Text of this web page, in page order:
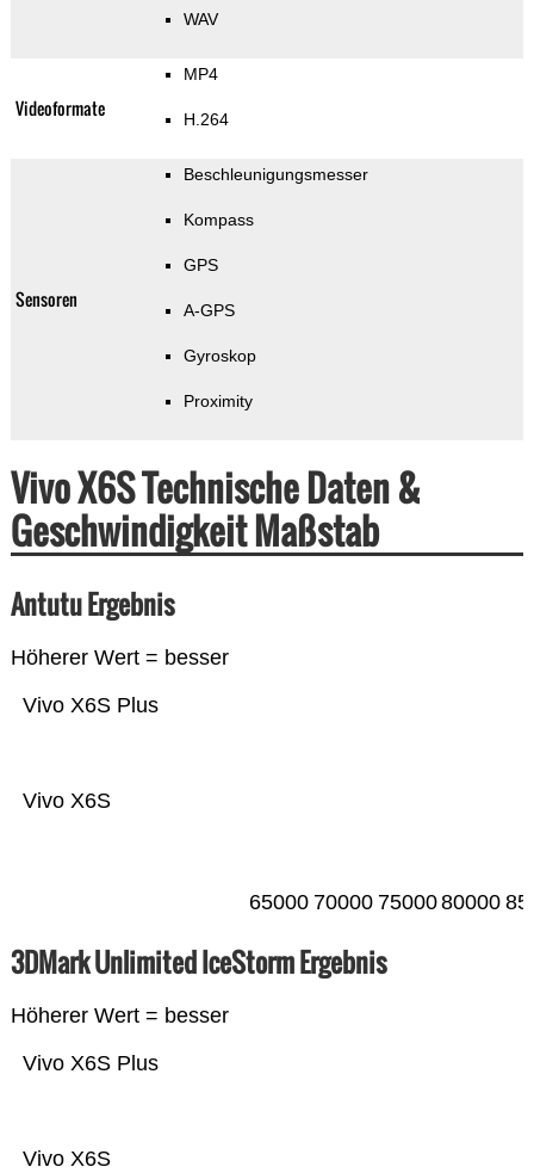
WAV
Videoformate
MP4
H.264
Sensoren
Beschleunigungsmesser
Kompass
GPS
A-GPS
Gyroskop
Proximity
Vivo X6S Technische Daten &
Geschwindigkeit Maßstab
Antutu Ergebnis
Höherer Wert = besser
Vivo X6S
Vivo X6S Plus
65000 70000 7500080000
3DMark Unlimited IceStorm Ergebnis
Höherer Wert = besser
Vivo X6S
Vivo X6S Plus